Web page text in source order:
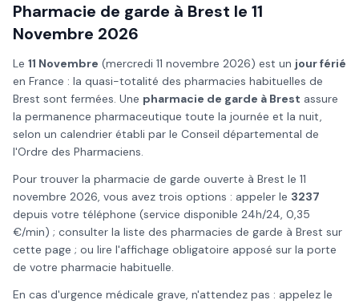
Pharmacie de garde à Brest le 11
Novembre 2026
Le 11 Novembre (mercredi 11 novembre 2026) est un jour férié
en France : la quasi-totalité des pharmacies habituelles de
Brest sont fermées. Une pharmacie de garde à Brest assure
la permanence pharmaceutique toute la journée et la nuit,
selon un calendrier établi par le Conseil départemental de
l'Ordre des Pharmaciens.
Pour trouver la pharmacie de garde ouverte à Brest le 11
novembre 2026, vous avez trois options : appeler le 3237
depuis votre téléphone (service disponible 24h/24, 0,35
€/min) ; consulter la liste des pharmacies de garde à Brest sur
cette page ; ou lire l'affichage obligatoire apposé sur la porte
de votre pharmacie habituelle.
En cas d'urgence médicale grave, n'attendez pas : appelez le